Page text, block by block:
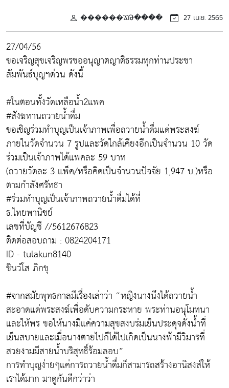
������ϪԹ���� 27 เม.ย. 2565
27/04/56
ขอเจริญสุขเจริญพรขออนุญาตญาติธรรมทุกท่านประชา
สัมพันธ์บุญฯด่วน ดังนี้
#ในตอนทั้งวัดเหลือน้ำ2แพค
#สังฆทานถวายน้ำดื่ม
ขอเชิญร่วมทำบุญเป็นเจ้าภาพเพื่อถวายน้ำดื่มแด่พระสงฆ์
ภายในวัดจำนวน 7 รูปและวัดใกล้เคียงอีกเป็นจำนวน 10 วัด
ร่วมเป็นเจ้าภาพได้แพคละ 59 บาท
(ถวายวัดละ 3 แพ็ค/หรือคิดเป็นจำนวนปัจจัย 1,947 บ.)หรือ
ตามกำลังศรัทธา
#ร่วมทำบุญเป็นเจ้าภาพถวายน้ำดื่มได้ที่
ธ.ไทยพานิชย์
เลขที่บัญชี //5612676823
ติดต่อสอบถาม : 0824204171
ID - tulakun8140
ชินวํโส ภิกขุ
#จากสมัยพุทธกาลมีเรื่องเล่าว่า “หญิงนางนึงได้ถวายน้ำ
สะอาดแด่พระสงฆ์เพื่อดับความกระหาย พระท่านอนุโมทนา
และให้พร ขอให้นางมีแค่ความสุขสงบร่มเย็นประดุจดั่งน้ำที่
เย็นสบายและเมื่อนางตายไปก็ได้ไปเกิดเป็นนางฟ้ามีวิมารที่
สวยงามมีสายน้ำบริสุทธิ์ร้อมลอบ”
การทำบุญง่ายๆแค่การถวายน้ำดื่มก็สามารถสร้างอานิสงส์ให้
เราได้มาก มาดูกันดีกว่าว่า